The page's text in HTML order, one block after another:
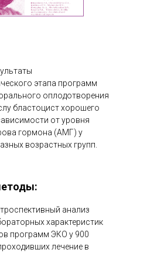
анализ
характеристик
программ ЭКО у 900
лечение в
этапа программ
оплодотворения
бластоцист хорошего
от уровня
гормона (АМГ) у
возрастных групп.